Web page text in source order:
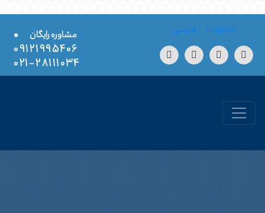
English فارسی مشاوره رایگان
•
۰۹۱۲۱۹۹۵۴۰۶
۲۸۱۱۱۰۳۴-۰۲۱